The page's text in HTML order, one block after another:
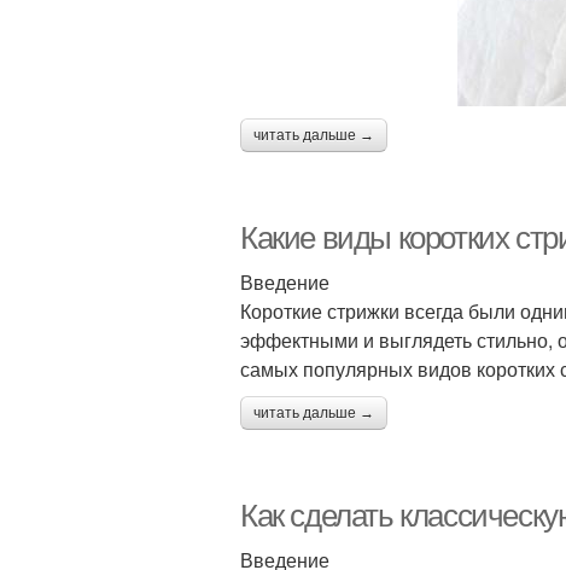
читать дальше →
Какие виды коротких
Введение
Короткие стрижки всегда были
эффектными и выглядеть стильно,
самых популярных видов
читать дальше →
Как сделать
Введение